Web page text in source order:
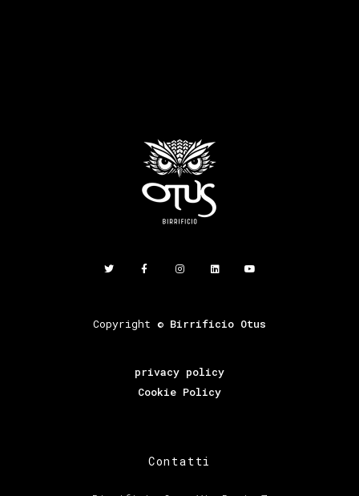
Copyright © Birrificio Otus
privacy policy
Cookie Policy
Contatti